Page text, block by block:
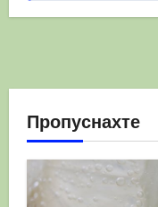
Пропуснахте